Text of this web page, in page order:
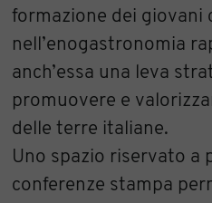
formazione dei giovani
nell’enogastronomia
anch’essa una leva
promuovere e
delle terre italiane.
Uno spazio riservato a
conferenze stampa